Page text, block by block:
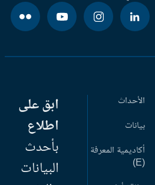
الأحداث
بيانات
أكاديمية المعرفة
ابق على
اطلاع
بأحدث
البيانات